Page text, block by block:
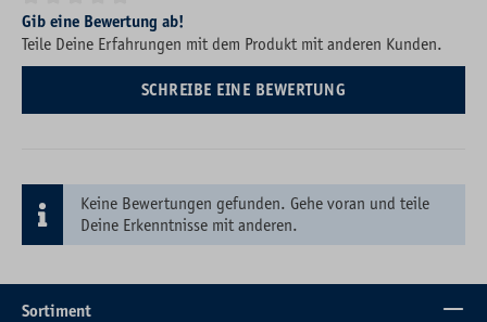
Durchschnittliche Bewertung von 0 von 5 Sternen
Gib eine Bewertung ab!
Teile Deine Erfahrungen mit dem Produkt mit anderen Kunden.
SCHREIBE EINE BEWERTUNG
Keine Bewertungen gefunden. Gehe voran und teile
Deine Erkenntnisse mit anderen.
Sortiment